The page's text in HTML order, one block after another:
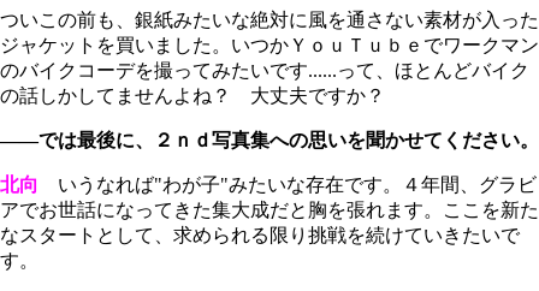
ついこの前も、銀紙みたいな絶対に風を通さない素材が入った
ジャケットを買いました。いつかＹｏｕＴｕｂｅでワークマン
のバイクコーデを撮ってみたいです......って、ほとんどバイク
の話しかしてませんよね？ 大丈夫ですか？
――では最後に、２ｎｄ写真集への思いを聞かせてください。
北向
いうなれば"わが子"みたいな存在です。４年間、グラビ
アでお世話になってきた集大成だと胸を張れます。ここを新た
なスタートとして、求められる限り挑戦を続けていきたいで
す。